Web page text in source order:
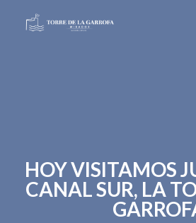
HOY VISITAMOS
CANAL SUR, LA